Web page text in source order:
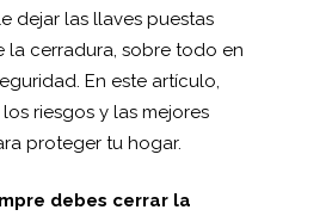
dejar las llaves puestas
la cerradura, sobre todo en
En este artículo,
riesgos y las mejores
proteger tu hogar.
debes cerrar la